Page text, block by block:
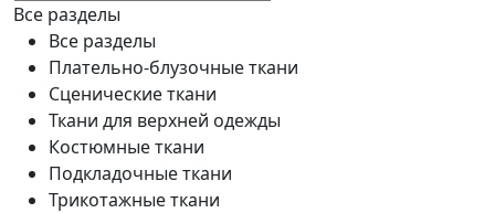
Все разделы
Все разделы
Плательно-блузочные ткани
Сценические ткани
Ткани для верхней одежды
Костюмные ткани
Подкладочные ткани
Трикотажные ткани